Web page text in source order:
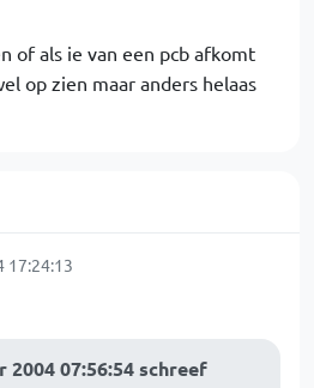
of als ie van een pcb afkomt
op zien maar anders helaas
17:24:13
2004 07:56:54 schreef